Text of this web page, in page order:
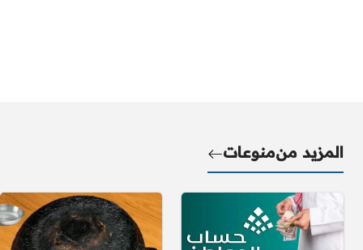
المزيد منمنوعات